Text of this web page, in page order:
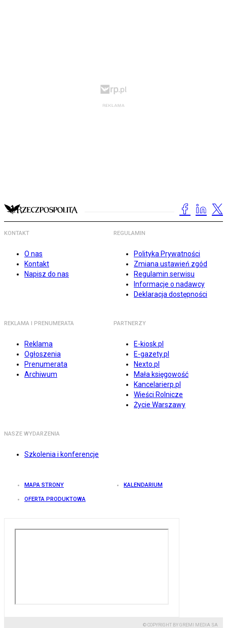
KONTAKT
O nas
Kontakt
Napisz do nas
REGULAMIN
Polityka Prywatności
Zmiana ustawień zgód
Regulamin serwisu
Informacje o nadawcy
Deklaracja dostępności
REKLAMA I PRENUMERATA
Reklama
Ogłoszenia
Prenumerata
Archiwum
PARTNERZY
E-kiosk.pl
E-gazety.pl
Nexto.pl
Mała księgowość
Kancelarierp.pl
Wieści Rolnicze
Życie Warszawy
NASZE WYDARZENIA
Szkolenia i konferencje
MAPA STRONY KALENDARIUM
OFERTA PRODUKTOWA
© COPYRIGHT BY GREMI MEDIA SA